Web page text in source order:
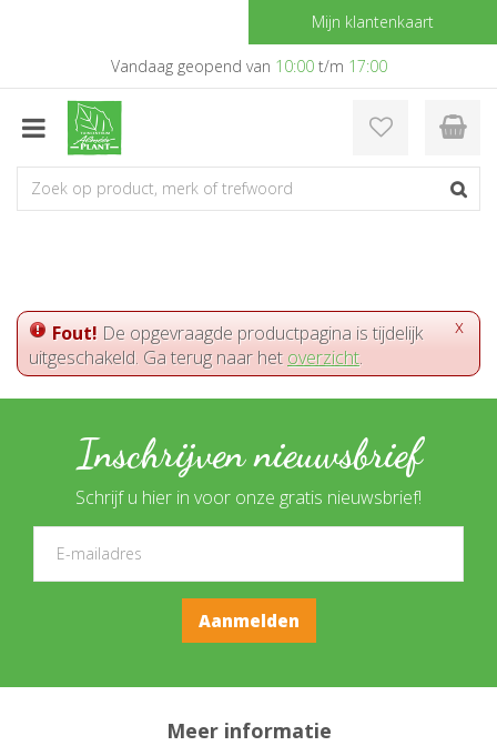
a
Mijn klantenkaart
Vandaag geopend van 10:00t/m 17:00
x
Fout! De opgevraagde productpagina is tijdelijk
uitgeschakeld. Ga terug naar het overzicht.
Inschrijven nieuwsbrief
Schrijf u hier in voor onze gratis nieuwsbrief!
Meer informatie